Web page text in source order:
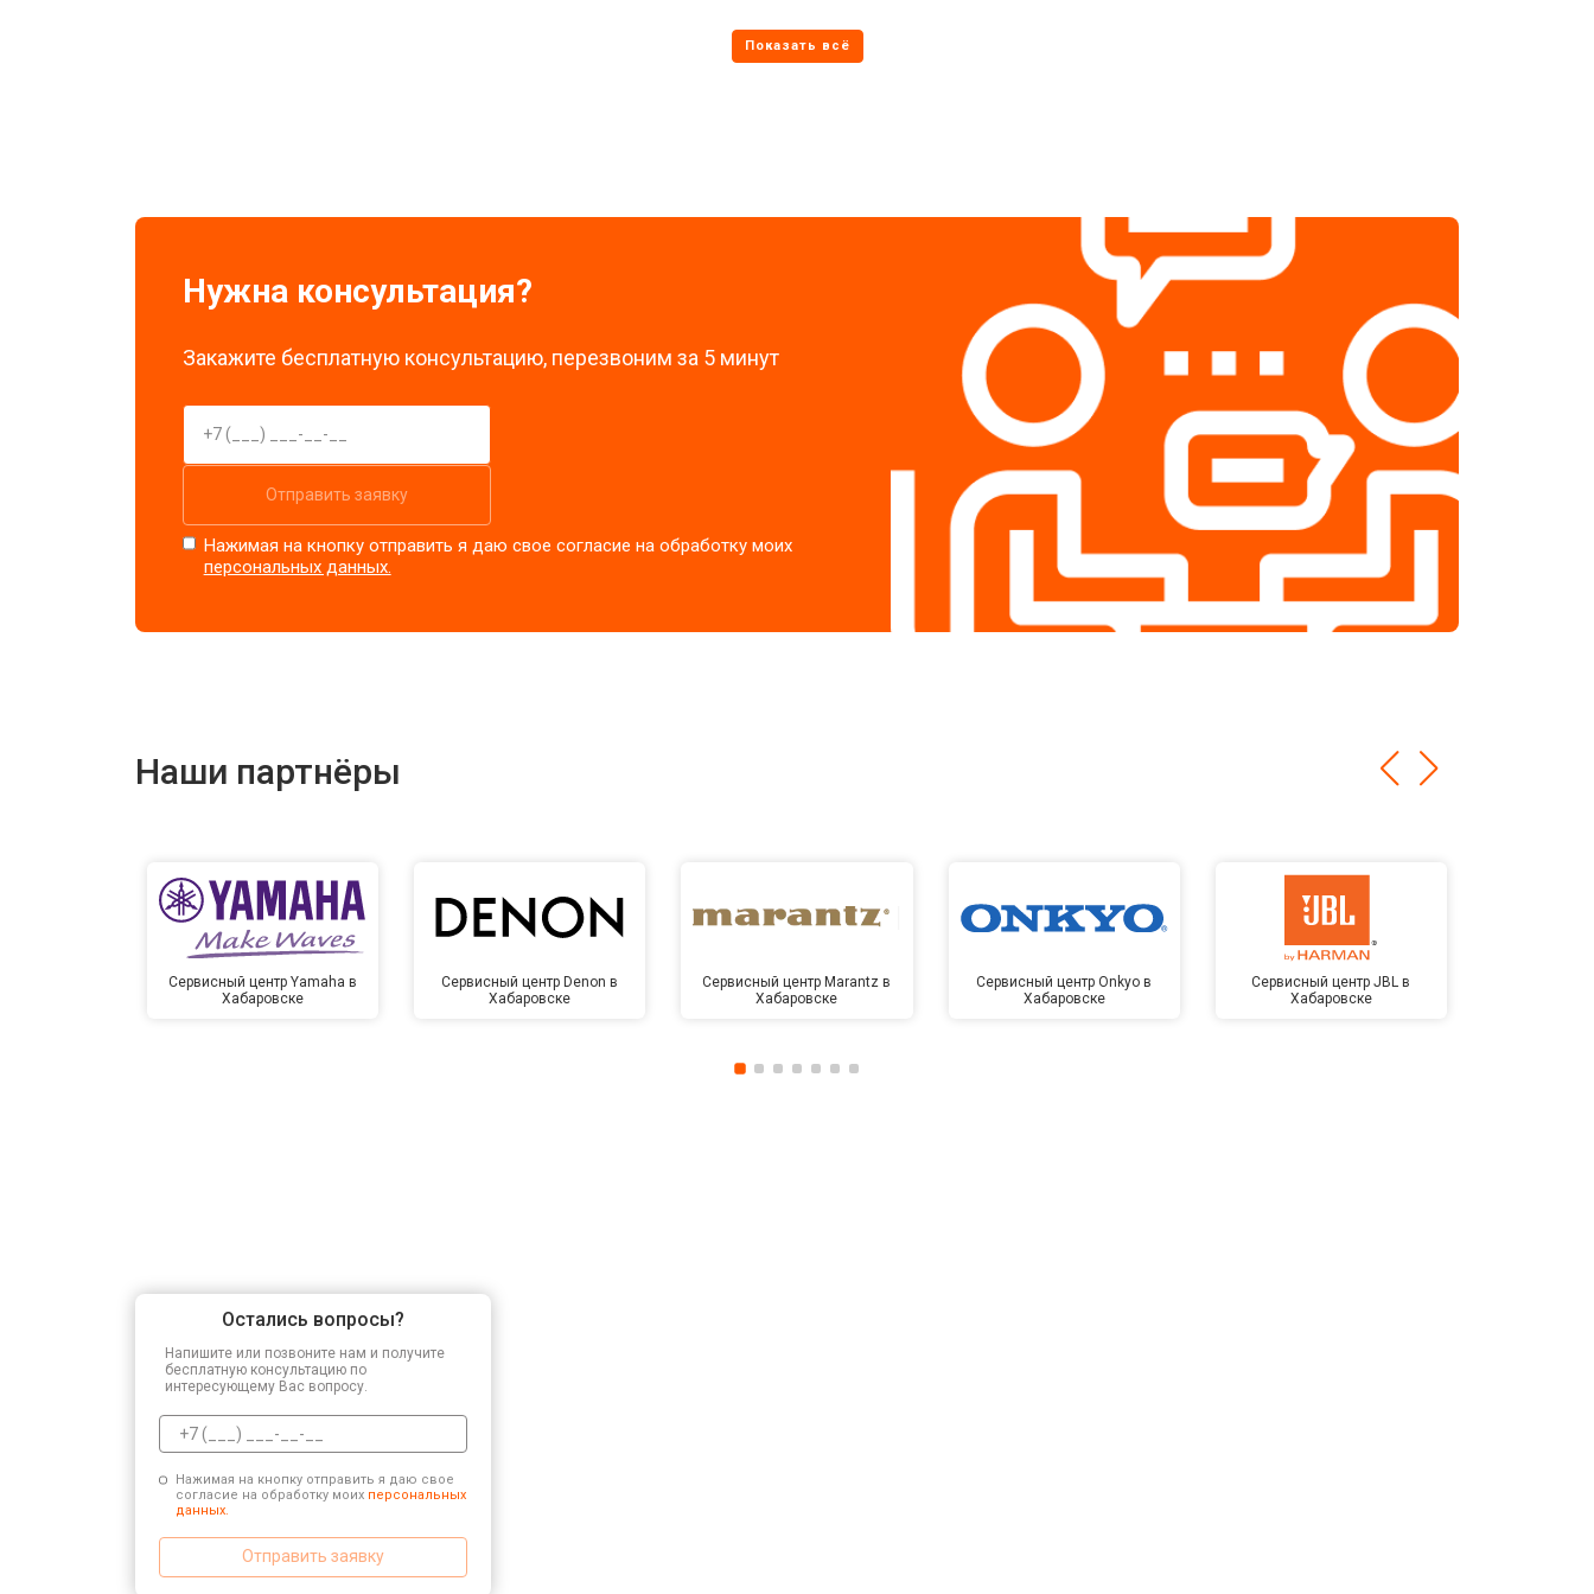
от 70 мин
Нужна консультация?
Закажите бесплатную консультацию, перезвоним за 5 минут
Отправить заявку
Нажимая на кнопку отправить я даю свое согласие на обработку моих
персональных данных.
Наши партнёры
Сервисный центр Yamaha в
Хабаровске
Сервисный центр Denon в
Хабаровске
Сервисный центр Marantz в
Хабаровске
Сервисный центр Onkyo в
Хабаровске
Сервисный центр JBL в
Хабаровске
Остались вопросы?
Напишите или позвоните нам и получите
бесплатную консультацию по
интересующему Вас вопросу.
Нажимая на кнопку отправить я даю свое
согласие на обработку моих персональных
данных.
Отправить заявку